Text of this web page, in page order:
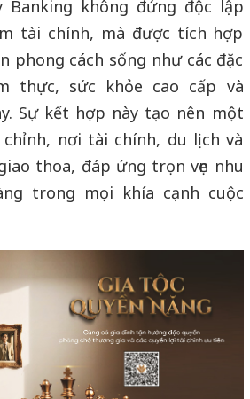
Banking không đứng độc lập
tài chính, mà được tích hợp
phong cách sống như các đặc
thực, sức khỏe cao cấp và
Sự kết hợp này tạo nên một
nơi tài chính, du lịch và
thoa, đáp ứng trọn vẹn nhu
trong mọi khía cạnh cuộc